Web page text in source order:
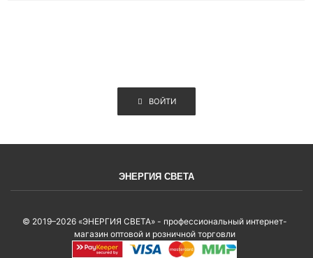
ВОЙТИ
ЭНЕРГИЯ СВЕТА
© 2019–2026 «ЭНЕРГИЯ СВЕТА» - профессиональный интернет-
магазин оптовой и розничной торговли